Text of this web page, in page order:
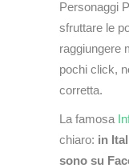
Personaggi
sfruttare le
raggiungere
pochi click,
corretta.
La famosa
chiaro: in
sono su